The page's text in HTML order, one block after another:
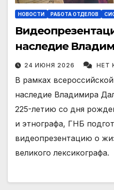
НОВОСТИ РАБОТА ОТДЕЛОВ
наследие
24 ИЮНЯ 2026 НЕТ
В рамках
наследие Владимира
225-летию со дня
и этнографа, ГНБ
видеопрезентацию о
великого лексикографа.